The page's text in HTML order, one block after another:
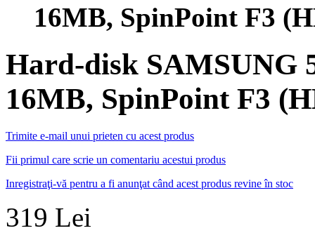
16MB, SpinPoint F3
Hard-disk SAMSUNG
16MB, SpinPoint F3
Trimite e-mail unui prieten cu acest produs
Fii primul care scrie un comentariu acestui produs
Inregistraţi-vă pentru a fi anunţat când acest produs revine în stoc
319 Lei